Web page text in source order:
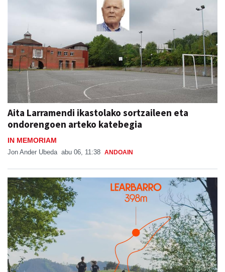
Aita Larramendi ikastolako sortzaileen eta
ondorengoen arteko katebegia
IN MEMORIAM
Jon Ander Ubeda abu 06, 11:38 ANDOAIN